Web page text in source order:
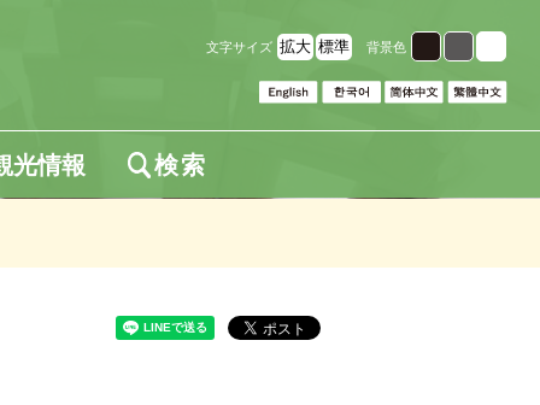
文字サイズ 拡大 標準 背景色
光情報 検索